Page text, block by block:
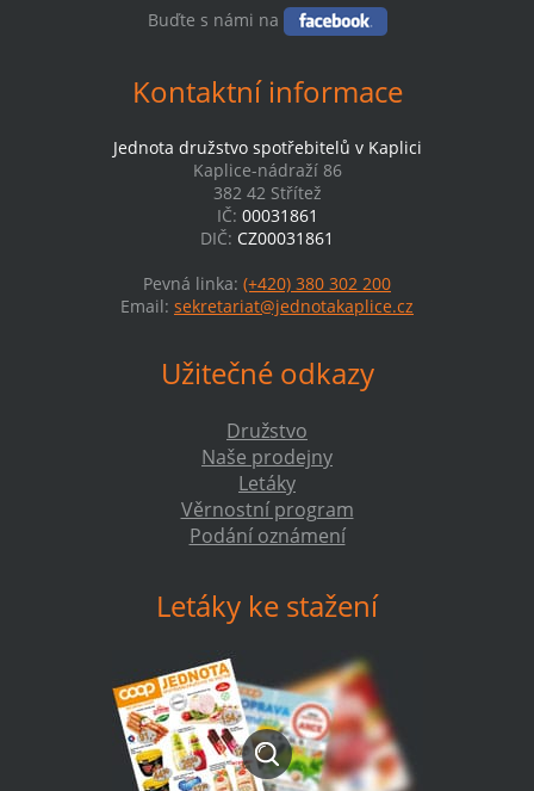
Buďte s námi na
Kontaktní informace
Jednota družstvo spotřebitelů v Kaplici
Kaplice-nádraží 86
382 42 Střítež
IČ: 00031861
DIČ: CZ00031861
Pevná linka: (+420) 380 302 200
Email: sekretariat@jednotakaplice.cz
Užitečné odkazy
Družstvo
Naše prodejny
Letáky
Věrnostní program
Podání oznámení
Letáky ke stažení